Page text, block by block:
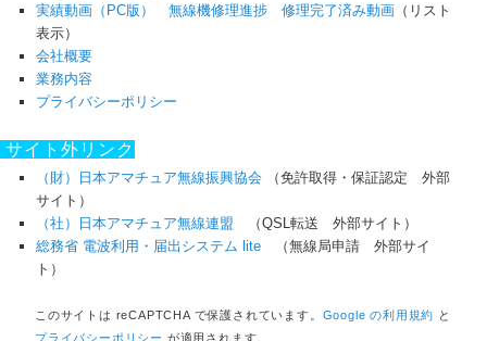
実績動画（PC版）
無線機修理進捗 修理完了済み動画（リスト
表示）
会社概要
業務内容
プライバシーポリシー
サイト外リンク
（財）日本アマチュア無線振興協会
（免許取得・保証認定 外部
サイト）
（社）日本アマチュア無線連盟 （QSL転送 外部サイト ）
総務省 電波利用・届出システム lite（無線局申請外部サイ
ト ）
このサイトは reCAPTCHA で保護されています。 Google の利用規約 と
プライバシーポリシー が適用されます。